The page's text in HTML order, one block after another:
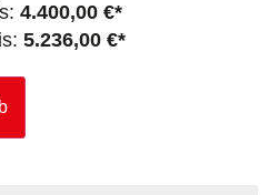
4.400,00 €
5.236,00 €